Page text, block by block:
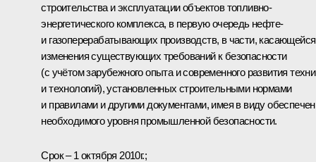
строительства и эксплуатации объектов топливно-
энергетического комплекса, в первую очередь нефте-
и газоперерабатывающих производств, в части, касающейся
изменения существующих требований к безопасности
(с учётом зарубежного опыта и современного развития
и технологий), установленных строительными нормами
и правилами и другими документами, имея в виду
необходимого уровня промышленной безопасности.
Срок – 1 октября 2010г.;